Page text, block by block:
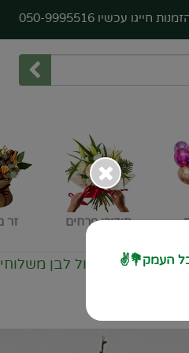
חייגו עכשיו 050-9995516
סידורי פרחים זר
כחול לבן משלוחי פרחים ל
העמק💐✌️